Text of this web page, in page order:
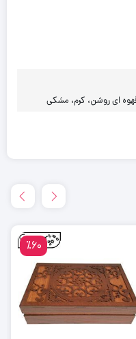
قهوه ای روشن، کرم، مشکی
٪60